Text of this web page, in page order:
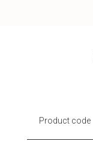
Product code